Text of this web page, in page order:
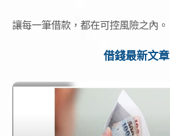
讓每一筆借款，都在可控風險之內。
借錢最新文章